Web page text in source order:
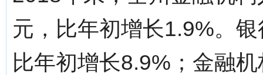
元，比年初增长1.9%。
比年初增长8.9%；金融